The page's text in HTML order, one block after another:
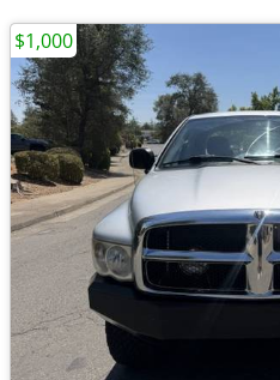
$1,000